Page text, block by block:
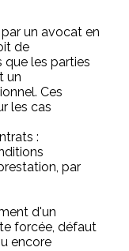
un avocat en
de
les parties
un
Ces
les cas
:
par
d'un
forcée, défaut
encore